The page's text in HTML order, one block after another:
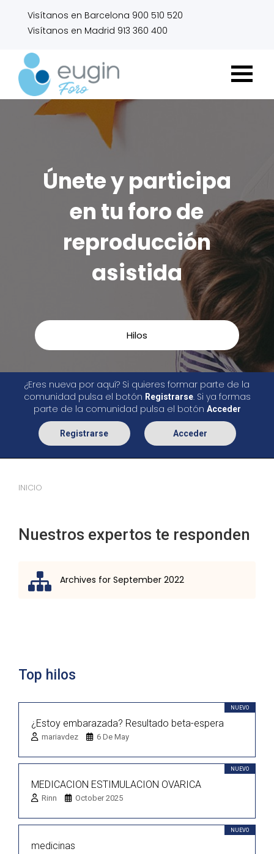
Visítanos en Barcelona 900 510 520
Visítanos en Madrid 913 360 400
Únete y participa
en tu foro de
reproducción
asistida
Hilos
¿Eres nueva por aquí? Si quieres formar parte de la
comunidad pulsa el botón Registrarse. Si ya formas
parte de la comunidad pulsa el botón Acceder
Registrarse Acceder
INICIO
Nuestros expertos te responden
Archives for September 2022
Top hilos
NUEVO
¿Estoy embarazada? Resultado beta-espera
mariavdez 6 De May
NUEVO
MEDICACION ESTIMULACION OVARICA
Rinn October 2025
NUEVO
medicinas